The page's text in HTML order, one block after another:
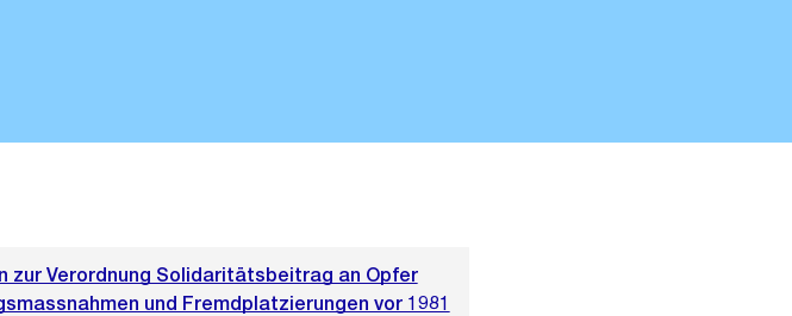
zur Verordnung Solidaritätsbeitrag an Opfer
und Fremdplatzierungen vor 1981